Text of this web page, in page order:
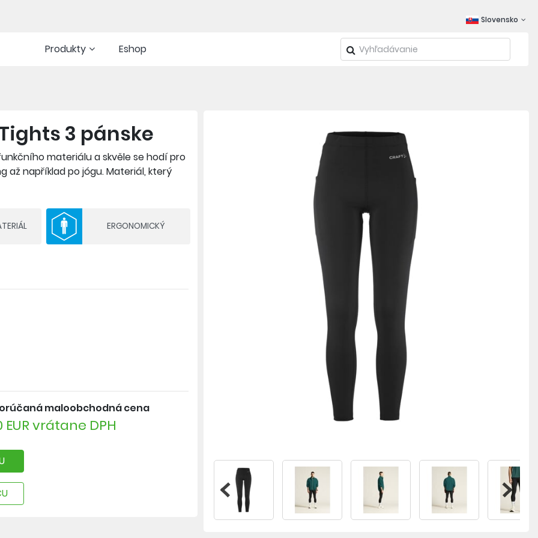
Slovensko
Produkty Eshop
3 pánske
materiálu a skvěle se hodí pro
až například po jógu. Materiál, který
elastanem vyniká skvělou
kapsy pro uložení telefonu, výživy
ERGONOMICKÝ
maloobchodná cena
EUR vrátane DPH